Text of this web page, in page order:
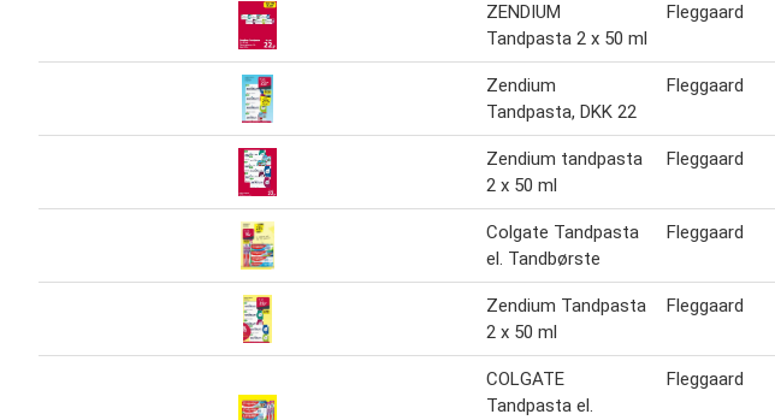
ZENDIUM
Tandpasta 2 x 50 ml
Fleggaard
Zendium
Tandpasta, DKK 22
Fleggaard
Zendium tandpasta
2 x 50 ml
Fleggaard
Colgate Tandpasta
el. Tandbørste
Fleggaard
Zendium Tandpasta
2 x 50 ml
Fleggaard
COLGATE
Tandpasta el.
Fleggaard